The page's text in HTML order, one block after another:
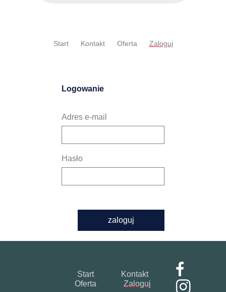
Start Kontakt Oferta Zaloguj
Logowanie
Adres e-mail
Hasło
zaloguj
Start
Kontakt
Oferta
Zaloguj